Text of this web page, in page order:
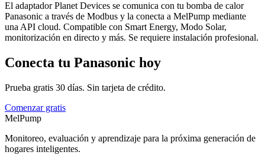
El adaptador Planet Devices se comunica con tu bomba de calor
Panasonic a través de Modbus y la conecta a MelPump mediante
una API cloud. Compatible con Smart Energy, Modo Solar,
monitorización en directo y más. Se requiere instalación profesional.
Conecta tu Panasonic hoy
Prueba gratis 30 días. Sin tarjeta de crédito.
Comenzar gratis
MelPump
Monitoreo, evaluación y aprendizaje para la próxima generación de
hogares inteligentes.